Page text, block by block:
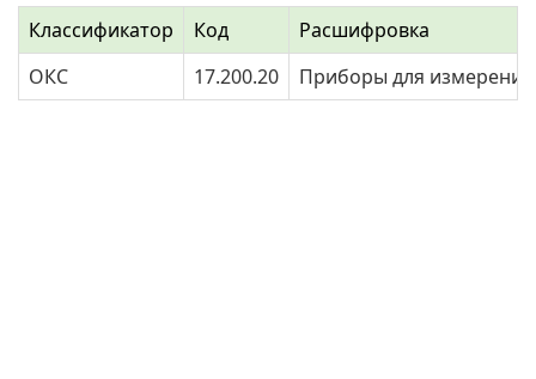
Классификатор Код
Расшифровка
ОКС
17.200.20 Приборы для